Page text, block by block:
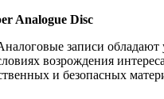
Analogue Disc
записи
возрождения
и безопасных